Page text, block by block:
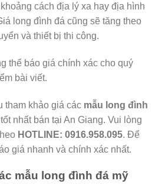
cách địa lý xa hay địa hình
long đình đá cũng sẽ tăng theo
và thiết bị thi công.
thể báo giá chính xác cho quý
bài viết.
tham khảo giá các mẫu long đình
nhất bán tại An Giang. Vui lòng
HOTLINE: 0916.958.095. Để
giá nhanh và chính xác nhất.
mẫu long đình đá mỹ